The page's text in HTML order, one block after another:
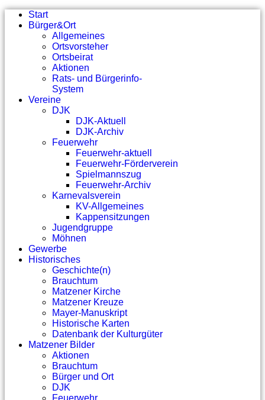
Start
Bürger&Ort
Allgemeines
Ortsvorsteher
Ortsbeirat
Aktionen
Rats- und Bürgerinfo-
System
Vereine
DJK
DJK-Aktuell
DJK-Archiv
Feuerwehr
Feuerwehr-aktuell
Feuerwehr-Förderverein
Spielmannszug
Feuerwehr-Archiv
Karnevalsverein
KV-Allgemeines
Kappensitzungen
Jugendgruppe
Möhnen
Gewerbe
Historisches
Geschichte(n)
Brauchtum
Matzener Kirche
Matzener Kreuze
Mayer-Manuskript
Historische Karten
Datenbank der Kulturgüter
Matzener Bilder
Aktionen
Brauchtum
Bürger und Ort
DJK
Feuerwehr